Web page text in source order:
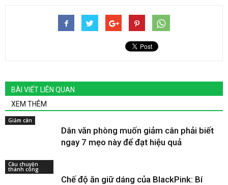
BÀI VIẾT LIÊN QUAN
XEM THÊM
Giảm cân
Dân văn phòng muốn giảm cân phải biết
ngay 7 mẹo này để đạt hiệu quả
Câu chuyện
thành công
Chế độ ăn giữ dáng của BlackPink: Bí